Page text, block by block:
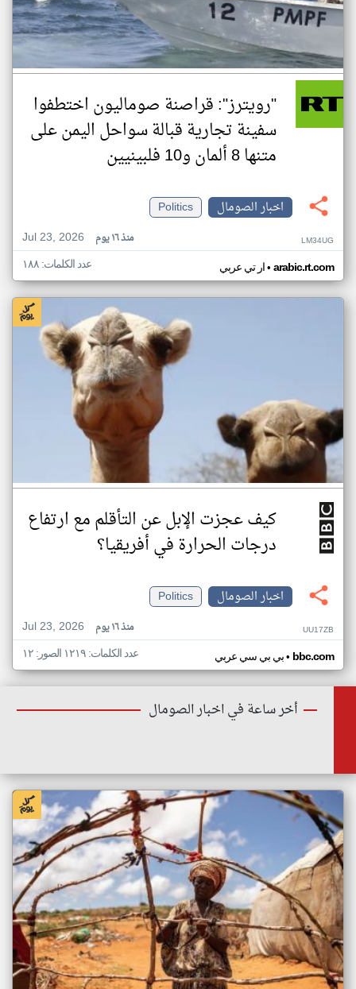
"رويترز": قراصنة صوماليون اختطفوا
سفينة تجارية قبالة سواحل اليمن على
متنها 8 ألمان و10 فلبينيين
اخبار الصومال
Politics
Jul 23, 2026
منذ ١٦ يوم LM34UG
ار تي عربي• arabic.rt.com عدد الكلمات: ١٨٨
كيف عجزت الإبل عن التأقلم مع ارتفاع
درجات الحرارة في أفريقيا؟
اخبار الصومال
Politics
Jul 23, 2026
منذ ١٦ يوم UU17ZB
بي بي سي عربي• bbc.com عدد الكلمات: ١٢١٩ الصور: ١٢
أخر ساعة في اخبار الصومال